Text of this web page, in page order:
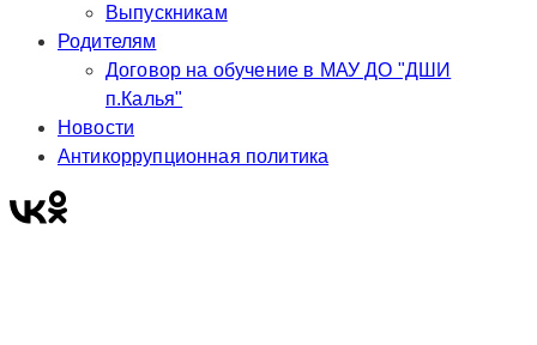
Выпускникам
Родителям
Договор на обучение в МАУ ДО "ДШИ
п.Калья"
Новости
Антикоррупционная политика